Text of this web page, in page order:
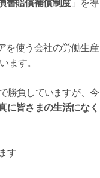
害賠償補償制度」を導
を使う会社の労働生産
ます。
勝負していますが、今
に皆さまの生活になく
す